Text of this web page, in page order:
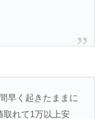
早く起きたままに
取れて1万以上安